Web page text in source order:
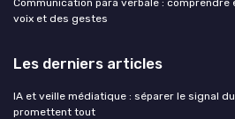
voix et des gestes
Les derniers articles
IA et veille médiatique : séparer le signal
promettent tout